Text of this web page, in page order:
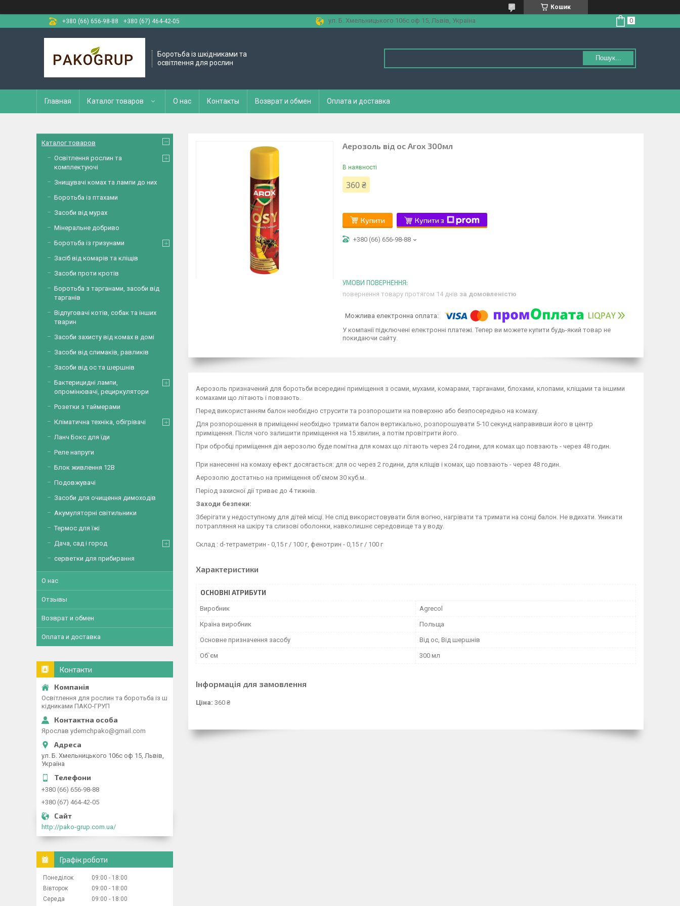
Кошик
+380 (66) 656-98-88
+380 (67) 464-42-05 ул. Б. Хмельницького 106с оф 15, Львів, Україна
Боротьба із шкідниками та
освітлення для рослин
Пошук...
Главная Каталог товаров О нас Контакты Возврат и обмен Оплата и доставка
Аерозоль від ос Arox 300мл
В наявності
360 ₴
Купити Купити з
+380 (66) 656-98-88
повернення товару протягом 14 днів за домовленістю
У компанії підключені електронні платежі. Тепер ви можете купити будь-який товар не
покидаючи сайту.
Аерозоль призначений для боротьби всередині приміщення з осами, мухами, комарами, тарганами, блохами, клопами, кліщами та іншими
комахами що літають і повзають.
Перед використанням балон необхідно струсити та розпорошити на поверхню або безпосередньо на комаху.
Для розпорошення в приміщенні необхідно тримати балон вертикально, розпорошувати 5-10 секунд направивши його в центр
приміщення. Після чого залишити приміщення на 15 хвилин, а потім провітрити його.
При обробці приміщення дія аерозолю буде помітна для комах що літають через 24 години, для комах що повзають - через 48 годин.
При нанесенні на комаху ефект досягається: для ос через 2 години, для кліщів і комах, що повзають - через 48 годин.
Аерозолю достатньо на приміщення об'ємом 30 куб.м.
Період захисної дії триває до 4 тижнів.
Заходи безпеки:
Зберігати у недоступному для дітей місці. Не слід використовувати біля вогню, нагрівати та тримати на сонці балон. Не вдихати. Уникати
потрапляння на шкіру та слизові оболонки, навколишнє середовище та у воду.
Склад : d-тетраметрин - 0,15 г / 100 г, фенотрин - 0,15 г / 100 г
Характеристики
ОСНОВНІ АТРИБУТИ
Виробник Agrecol
Країна виробник Польща
Основне призначення засобу Від ос, Від шершнів
Об`єм 300 мл
Інформація для замовлення
Ціна: 360 ₴
Каталог товаров
Освітлення рослин та
комплектуючі
Знищувачі комах та лампи до них
Боротьба із птахами
Засоби від мурах
Мінеральне добриво
Боротьба із гризунами
Засіб від комарів та кліщів
Засоби проти кротів
Боротьба з тарганами, засоби від
тарганів
Відпуговачі котів, собак та інших
тварин
Засоби захисту від комах в домі
Засоби від слимаків, равликів
Засоби від ос та шершнів
Бактерицидні лампи,
опромінювачі, рециркулятори
Розетки з таймерами
Кліматична техніка, обігрівачі
Ланч Бокс для їди
Реле напруги
Блок живлення 12В
Подовжувачі
Засоби для очищення димоходів
Акумуляторні світильники
Термос для їжі
Дача, сад і город
серветки для прибирання
О нас
Отзывы
Возврат и обмен
Оплата и доставка
Контакти
Освітлення для рослин та боротьба із ш
кідниками ПАКО-ГРУП
Ярослав ydemchpako@gmail.com
ул. Б. Хмельницького 106с оф 15, Львів,
Україна
+380 (66) 656-98-88
+380 (67) 464-42-05
http://pako-grup.com.ua/
Графік роботи
Понеділок 09:00
18:00
Вівторок
09:00
18:00
Середа
09:00 18:00